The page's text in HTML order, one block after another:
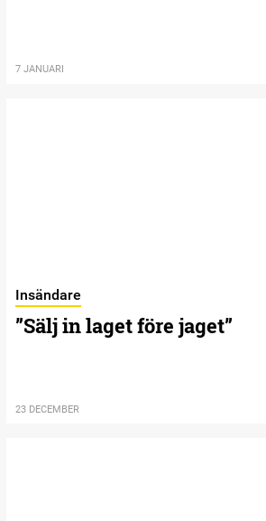
7 JANUARI
Insändare
”Sälj in laget före jaget”
23 DECEMBER